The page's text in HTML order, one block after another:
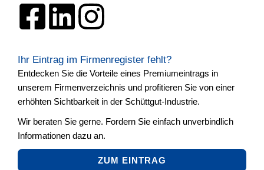
Ihr Eintrag im Firmenregister fehlt?
Entdecken Sie die Vorteile eines Premiumeintrags in
unserem Firmenverzeichnis und profitieren Sie von einer
erhöhten Sichtbarkeit in der Schüttgut-Industrie.
Wir beraten Sie gerne. Fordern Sie einfach unverbindlich
Informationen dazu an.
ZUM EINTRAG